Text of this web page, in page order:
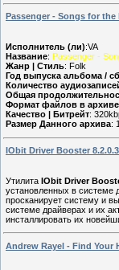
Passenger - Songs for
Исполнитель (ли):VA
Название: Passenger -
Жанр | Стиль: Folk
Год выпуска альбома /
Количество
Общая
Формат файлов в архиве
Качество | Битрейт:
Размер Данного архива:
IObit Driver Booster
Утилита IObit Driver
установленных в системе
просканирует систему и
системе драйверах и их
инсталлировать их
Andrew Rayel - Find Your